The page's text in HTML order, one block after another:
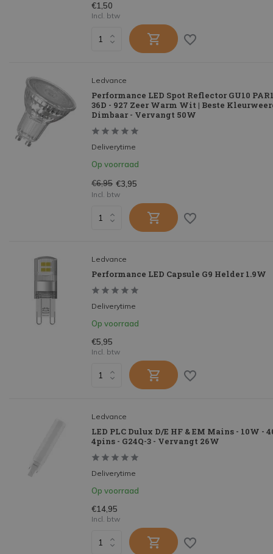
€1,50
Incl. btw
Ledvance
Performance LED Spot Reflector GU10
36D - 927 Zeer Warm Wit | Beste
Dimbaar - Vervangt 50W
Deliverytime
Op voorraad
€6,95 €3,95
Incl. btw
Ledvance
Performance LED Capsule G9 Helder 1.9W
Deliverytime
Op voorraad
€5,95
Incl. btw
Ledvance
LED PLC Dulux D/E HF & EM Mains - 10W -
4pins - G24Q-3 - Vervangt 26W
Deliverytime
Op voorraad
€14,95
Incl. btw